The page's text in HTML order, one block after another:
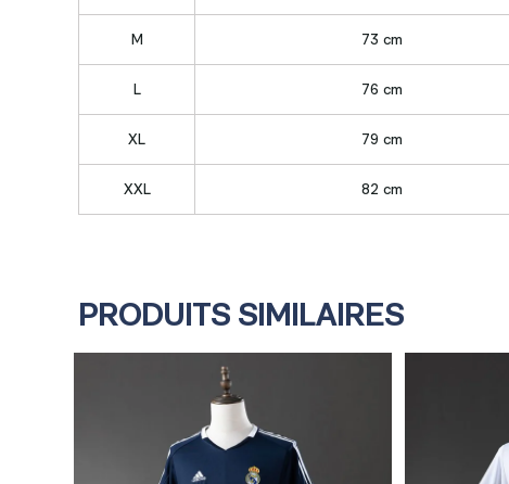
M 73 cm
L 76 cm
XL 79 cm
XXL 82 cm
PRODUITS SIMILAIRES